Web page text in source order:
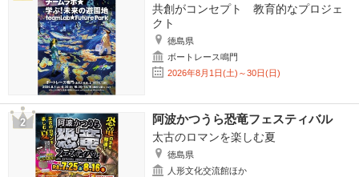
共創がコンセプト 教育的なプロジェ
クト
徳島県
ボートレース鳴門
2026年8月1日(土)～30日(日)
阿波かつうら恐竜フェスティバル
太古のロマンを楽しむ夏
徳島県
人形文化交流館ほか